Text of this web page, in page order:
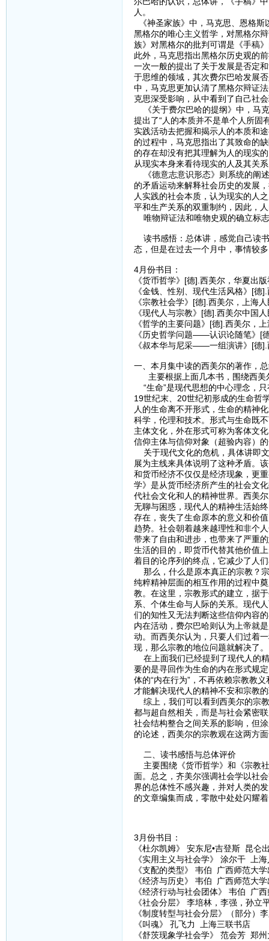
人。
《神圣家族》中，马克思、恩格
黑格尔的唯心主义哲学，对黑格尔
族》对黑格尔的批判可谓是《手稿
此外，马克思指出黑格尔历史观的
一次一般的提出了关于发展是否定
于思维的领域，其次费尔巴哈发展
中，马克思更加认清了黑格尔辩证
克思深受影响，从中看到了自己社
《关于费尔巴哈的提纲》中，马
提出了“人的本质并不是单个人所固
实践活动去把握和揭示人的本质和
的过程中，马克思指出了其致命的
的存在却没有把其理解为人的现实
从现实本身来看待现实的人及其关
《德意志意识形态》则系统的阐
的矛盾运动来解释社会历史的发展
人实践的社会本质，认为现实的人
平和生产关系的双重制约，因此，
唯物辩证法和唯物史观的确立标
读书感悟：总体讲，感觉自己读
态，但是在过去一个月中，事情较
4月份书目：
《货币哲学》[德].西美尔，华夏出
《金钱、性别、现代生活风格》[德
《宗教社会学》[德].西美尔，上海
《现代人与宗教》[德].西美尔中国
《哲学的主要问题》[德].西美尔，
《历史哲学问题——认识论随笔》[
《叔本华与尼采——一组演讲》[德
一、本月集中读的西美尔的著作，
主要根据上面几本书，围绕西美
“生命”是现代思想的中心理念，
19世纪末、20世纪初形成的生命哲
人的生命离不开形式，生命的精神
科学，伦理和技术。形式与生命既
主体文化，外在形式可称为客体文
信仰主体与信仰对象（超验内容）
关于现代文化的危机，具体讲即
展为主线来具体说明了这种矛盾。
和货币经济不仅仅是经济现象，更
学》是从货币经济所产生的社会文
代社会文化和人的精神世界。西美
无聊与困惑，现代人的精神生活始
存在，丧失了生命原本的意义和价
趋势。社会朝着越来越理性和非个
带来了自由和进步，也带来了严重
生活的目的，即货币代替其他价值
着目的论序列的终点，它减少了人
那么，什么是原本真正的宗教？
纯粹精神层面的相互作用的过程中
教。在这里，宗教形式的建立，据
系、个体生命与人际的关系。现代
们的知性又无法判断这些信仰内容
内在活动，费尔巴哈则认为上帝就
动。而西美尔认为，只要人们过着
现，那么宗教的地位问题就解决了。
在上面我们已经提到了现代人的
要的是寻回作为生命的内在形式规
体的“内在行为”，不再依赖宗教教
才能解决现代人的精神不安和宗教
综上，我们可以看到西美尔的宗
都与超自然相关，而是与社会紧密
社会结构整合之间关系的影响，但
的论述，西美尔的宗教观在这两方
二、读书感悟与总体评价
主要围绕《货币哲学》和《宗教
面。总之，齐美尔强调社会学以社
界的总体性不感兴趣，并对人类的
的文章编集而成，零散中处处闪耀
3月份书目：
《杜尔凯姆》 安东尼•吉登斯 昆仑
《实用主义与社会学》 涂尔干 上
《支配的类型》 韦伯 广西师范大
《经济与历史》 韦伯 广西师范大
《经济行动与社会团体》 韦伯 广
《社会分层》 李培林，李强，孙
《制度转型与社会分层》（部分）
《叫魂》 孔飞力 上海三联书店
《舒茨现象学社会学》 范会芳 郑